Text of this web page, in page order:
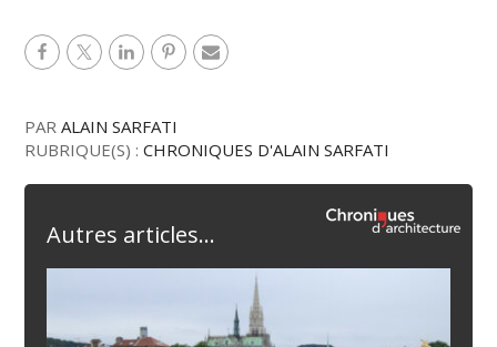
PARALAIN SARFATI
RUBRIQUE(S) :CHRONIQUES D'ALAIN SARFATI
Autres articles...